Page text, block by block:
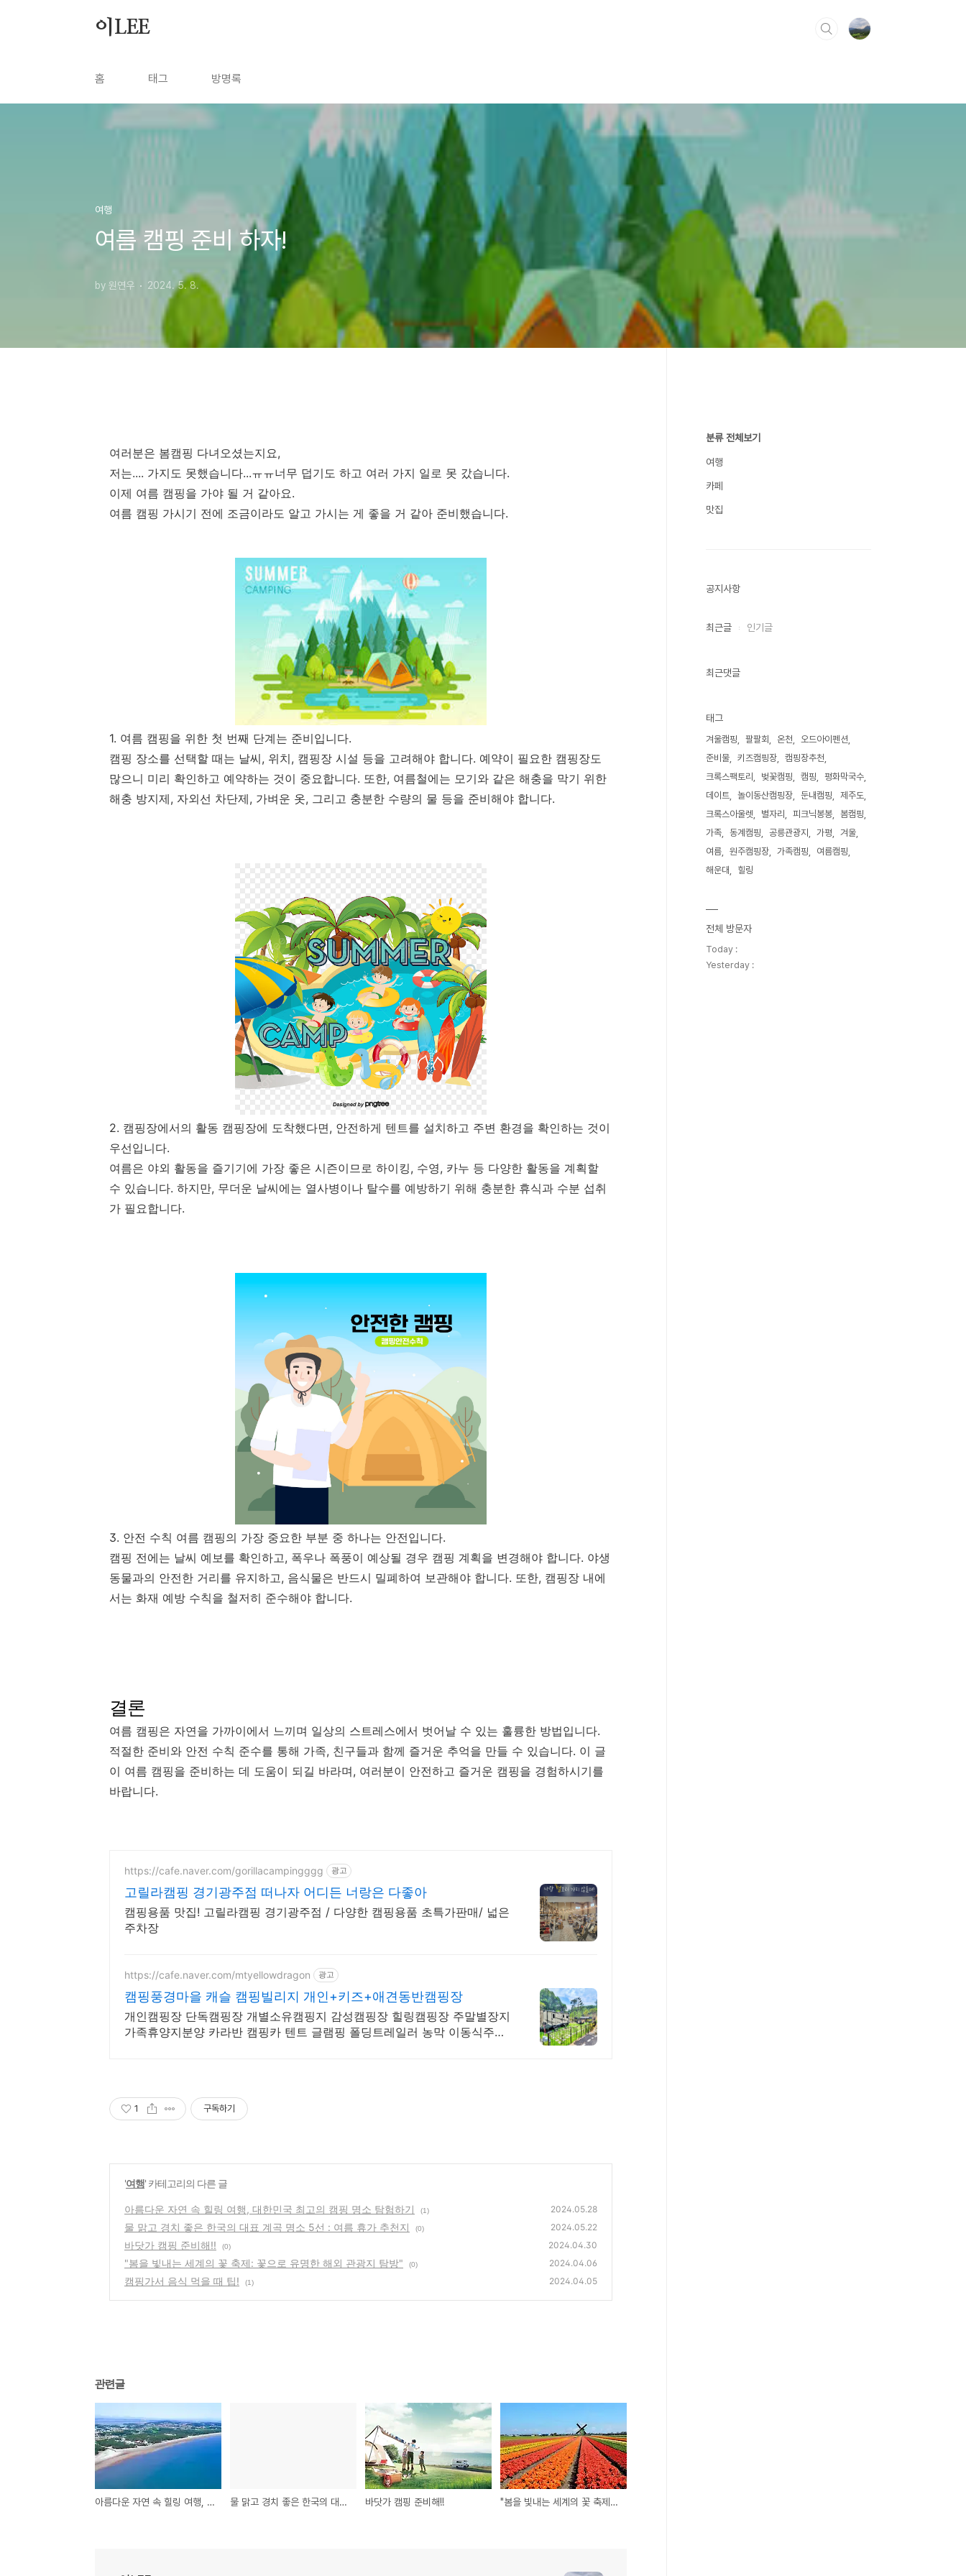
이LEE
홈 태그 방명록
여행
여름 캠핑 준비 하자!
by 원연우 2024. 5. 8.
여러분은 봄캠핑 다녀오셨는지요,
저는.... 가지도 못했습니다...ㅠㅠ너무 덥기도 하고 여러 가지 일로 못 갔습니다.
이제 여름 캠핑을 가야 될 거 같아요.
여름 캠핑 가시기 전에 조금이라도 알고 가시는 게 좋을 거 같아 준비했습니다.
1. 여름 캠핑을 위한 첫 번째 단계는 준비입니다.
캠핑 장소를 선택할 때는 날씨, 위치, 캠핑장 시설 등을 고려해야 합니다. 예약이 필요한 캠핑장도
많으니 미리 확인하고 예약하는 것이 중요합니다. 또한, 여름철에는 모기와 같은 해충을 막기 위한
해충 방지제, 자외선 차단제, 가벼운 옷, 그리고 충분한 수량의 물 등을 준비해야 합니다.
2. 캠핑장에서의 활동 캠핑장에 도착했다면, 안전하게 텐트를 설치하고 주변 환경을 확인하는 것이
우선입니다.
여름은 야외 활동을 즐기기에 가장 좋은 시즌이므로 하이킹, 수영, 카누 등 다양한 활동을 계획할
수 있습니다. 하지만, 무더운 날씨에는 열사병이나 탈수를 예방하기 위해 충분한 휴식과 수분 섭취
가 필요합니다.
3. 안전 수칙 여름 캠핑의 가장 중요한 부분 중 하나는 안전입니다.
캠핑 전에는 날씨 예보를 확인하고, 폭우나 폭풍이 예상될 경우 캠핑 계획을 변경해야 합니다. 야생
동물과의 안전한 거리를 유지하고, 음식물은 반드시 밀폐하여 보관해야 합니다. 또한, 캠핑장 내에
서는 화재 예방 수칙을 철저히 준수해야 합니다.
결론
여름 캠핑은 자연을 가까이에서 느끼며 일상의 스트레스에서 벗어날 수 있는 훌륭한 방법입니다.
적절한 준비와 안전 수칙 준수를 통해 가족, 친구들과 함께 즐거운 추억을 만들 수 있습니다. 이 글
이 여름 캠핑을 준비하는 데 도움이 되길 바라며, 여러분이 안전하고 즐거운 캠핑을 경험하시기를
바랍니다.
https://cafe.naver.com/gorillacampingggg 광고
고릴라캠핑 경기광주점 떠나자 어디든 너랑은 다좋아
캠핑용품 맛집! 고릴라캠핑 경기광주점 / 다양한 캠핑용품 초특가판매/ 넓은
주차장
https://cafe.naver.com/mtyellowdragon 광고
캠핑풍경마을 캐슬 캠핑빌리지 개인+키즈+애견동반캠핑장
개인캠핑장 단독캠핑장 개별소유캠핑지 감성캠핑장 힐링캠핑장 주말별장지
가족휴양지분양 카라반 캠핑카 텐트 글램핑 폴딩트레일러 농막 이동식주택
1 구독하기
'여행' 카테고리의 다른 글
아름다운 자연 속 힐링 여행, 대한민국 최고의 캠핑 명소 탐험하기 (1) 2024.05.28
물 맑고 경치 좋은 한국의 대표 계곡 명소 5선 : 여름 휴가 추천지 (0) 2024.05.22
바닷가 캠핑 준비해!! (0) 2024.04.30
"봄을 빛내는 세계의 꽃 축제: 꽃으로 유명한 해외 관광지 탐방" (0) 2024.04.06
캠핑가서 음식 먹을 때 팁! (1) 2024.04.05
관련글
아름다운 자연 속 힐링 여행, 대한민국 최고의 캠핑 명소 탐험하기 물 맑고 경치 좋은 한국의 대표 계곡 명소 5선 : 여름 휴가 추천지 바닷가 캠핑 준비해!! "봄을 빛내는 세계의 꽃 축제: 꽃으로 유명한 해외 관광지 탐방"
분류 전체보기
여행
카페
맛집
공지사항
최근글 인기글
최근댓글
태그
겨울캠핑 팔팔회 온천
오드아이펜션
준비물
키즈캠핑장
캠핑장추천
크록스팩토리
벚꽃캠핑 캠핑
평화막국수
데이트
놀이동산캠핑장 둔내캠핑
제주도
크록스아울렛
별자리 피크닉봉봉
봄캠핑
가족
동계캠핑 공릉관광지 가평
겨울
여름
원주캠핑장 가족캠핑
여름캠핑
해운대
힐링
전체 방문자
Today :
Yesterday :